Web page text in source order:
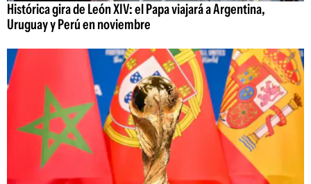
Histórica gira de León XIV: el Papa viajará a Argentina,
Uruguay y Perú en noviembre